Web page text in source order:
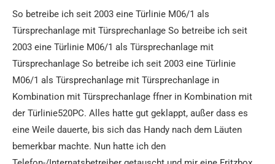
So betreibe ich seit 2003 eine Türlinie M06/1 als
Türsprechanlage mit Türsprechanlage So betreibe ich seit
2003 eine Türlinie M06/1 als Türsprechanlage mit
Türsprechanlage So betreibe ich seit 2003 eine Türlinie
M06/1 als Türsprechanlage mit Türsprechanlage in
Kombination mit Türsprechanlage ffner in Kombination mit
der Türlinie520PC. Alles hatte gut geklappt, außer dass es
eine Weile dauerte, bis sich das Handy nach dem Läuten
bemerkbar machte. Nun hatte ich den